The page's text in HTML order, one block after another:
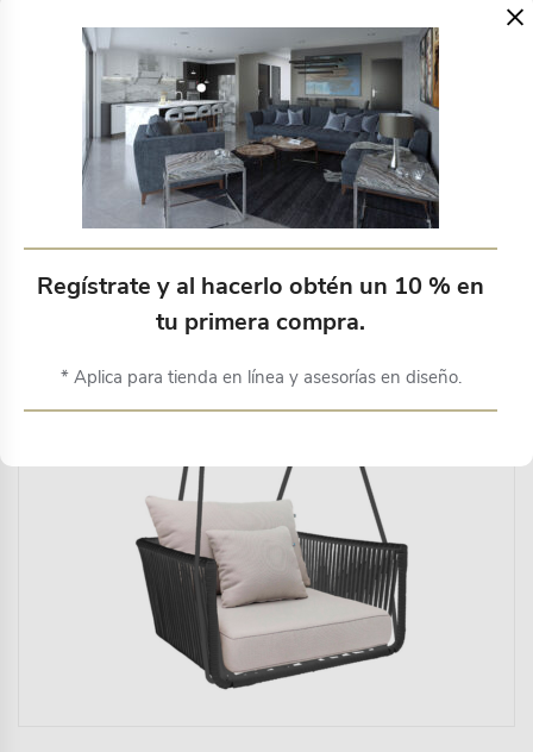
Vallarta columpio sillón metal gris cuerda gris loneta
exterior….
Productos relacionados
×
Regístrate y al hacerlo obtén un 10 % en
tu primera compra.
* Aplica para tienda en línea y asesorías en diseño.